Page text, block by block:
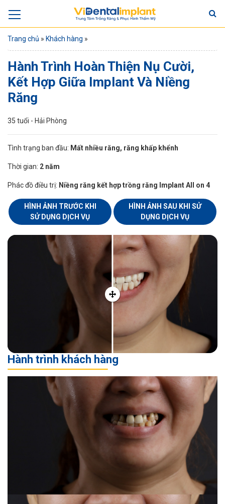
Trang chủ » Khách hàng »
Hành Trình Hoàn Thiện Nụ Cười,
Kết Hợp Giữa Implant Và Niềng
Răng
35 tuổi - Hải Phòng
Tình trạng ban đầu: Mất nhiều răng, răng khấp khểnh
Thời gian: 2 năm
Phác đồ điều trị: Niềng răng kết hợp trồng răng Implant All on 4
HÌNH ẢNH TRƯỚC KHI
SỬ DỤNG DỊCH VỤ
HÌNH ẢNH SAU KHI SỬ
DỤNG DỊCH VỤ
Hành trình khách hàng